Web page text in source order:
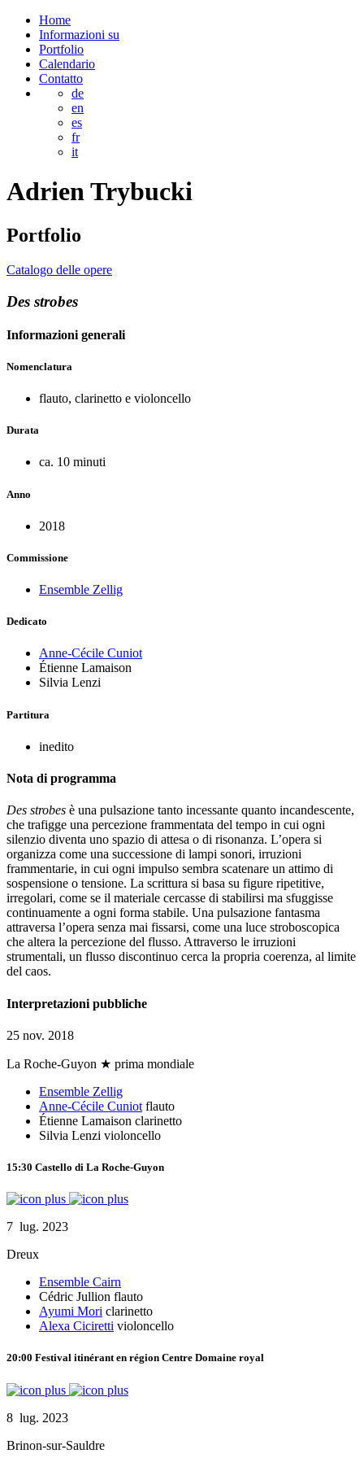
Home
Informazioni su
Portfolio
Calendario
Contatto
de
en
es
fr
it
AdrienTrybucki
Portfolio
Catalogo delle opere
Des strobes
Informazioni generali
Nomenclatura
flauto, clarinetto e violoncello
Durata
ca. 10 minuti
Anno
2018
Commissione
Ensemble Zellig
Dedicato
Anne-Cécile Cuniot
Étienne Lamaison
Silvia Lenzi
Partitura
inedito
Nota di programma
Des strobes è una pulsazione tanto incessante quanto incandescente,
che trafigge una percezione frammentata del tempo in cui ogni
silenzio diventa uno spazio di attesa o di risonanza. L’opera si
organizza come una successione di lampi sonori, irruzioni
frammentarie, in cui ogni impulso sembra scatenare un attimo di
sospensione o tensione. La scrittura si basa su figure ripetitive,
irregolari, come se il materiale cercasse di stabilirsi ma sfuggisse
continuamente a ogni forma stabile. Una pulsazione fantasma
attraversa l’opera senza mai fissarsi, come una luce stroboscopica
che altera la percezione del flusso. Attraverso le irruzioni
strumentali, un flusso discontinuo cerca la propria coerenza, al limite
del caos.
Interpretazioni pubbliche
25 nov. 2018
La Roche-Guyon ★ prima mondiale
Ensemble Zellig
Anne-Cécile Cuniot flauto
Étienne Lamaison clarinetto
Silvia Lenzi violoncello
15:30 Castello di La Roche-Guyon
7 lug. 2023
Dreux
Ensemble Cairn
Cédric Jullion flauto
Ayumi Mori clarinetto
Alexa Ciciretti violoncello
20:00 Festival itinérant en région Centre Domaine royal
8 lug. 2023
Brinon-sur-Sauldre